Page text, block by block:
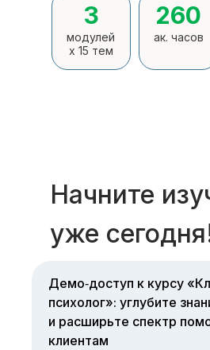
3
ак. часов
модулей
x 15 тем
260
Начните
уже
Демо‑доступ к курсу
психолог»: углубите
и расширьте спектр
клиентам